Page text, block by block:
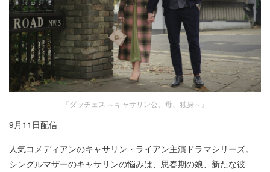
『ダッチェス ～キャサリン公、母、独身～』
9月11日配信​
人気コメディアンのキャサリン・ライアン主演ドラマシリーズ。
シングルマザーのキャサリンの悩みは、思春期の娘、新たな彼